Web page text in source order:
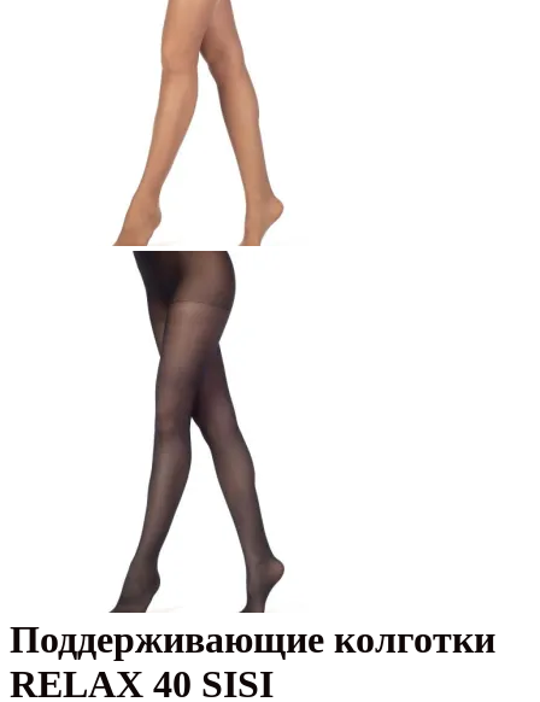
Поддерживающие колготки
RELAX 40 SISI